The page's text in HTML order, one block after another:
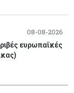
08-08-2026
ευρωπαϊκές
08-08-2026